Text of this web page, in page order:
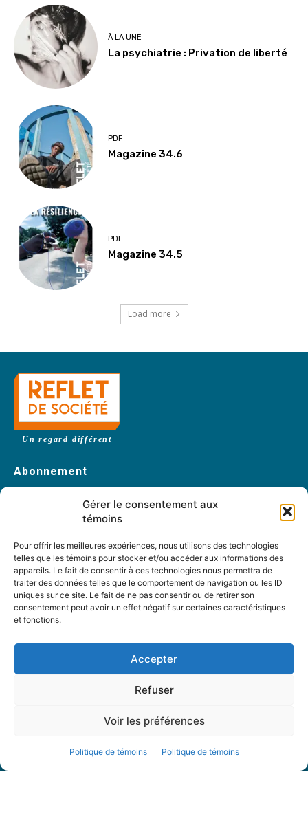
Gérer le consentement aux
témoins
Pour offrir les meilleures expériences, nous utilisons des technologies
telles que les témoins pour stocker et/ou accéder aux informations des
appareils. Le fait de consentir à ces technologies nous permettra de
traiter des données telles que le comportement de navigation ou les ID
uniques sur ce site. Le fait de ne pas consentir ou de retirer son
consentement peut avoir un effet négatif sur certaines caractéristiques
et fonctions.
Accepter
Refuser
Voir les préférences
Politique de témoins Politique de témoins
À LA UNE
La psychiatrie : Privation de liberté
PDF
Magazine 34.6
PDF
Magazine 34.5
Load more
Un regard différent
Abonnement
Changement d’adresse
À propos
Accueil
Archives
PDF Magazines
À propos
Notre équipe